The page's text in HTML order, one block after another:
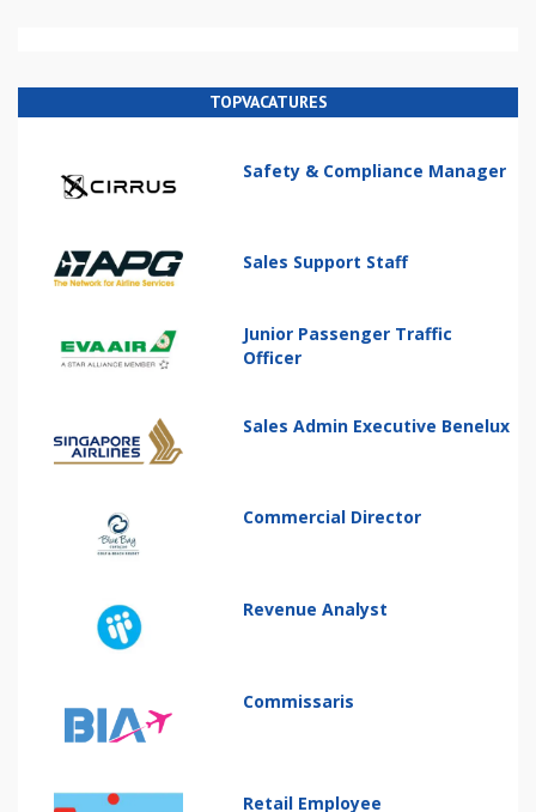
TOPVACATURES
Safety & Compliance Manager
Sales Support Staff
Junior Passenger Traffic
Officer
Sales Admin Executive Benelux
Commercial Director
Revenue Analyst
Commissaris
Retail Employee